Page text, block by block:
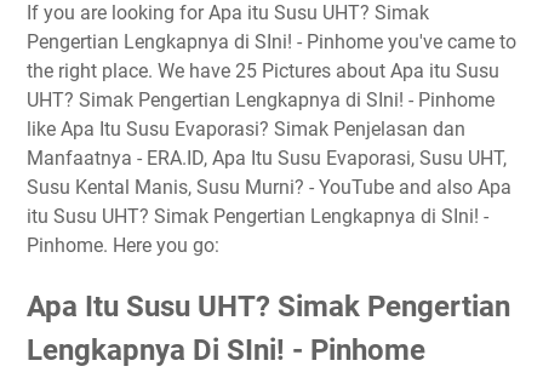
If you are looking for Apa itu Susu UHT? Simak
Pengertian Lengkapnya di SIni! - Pinhome you've came to
the right place. We have 25 Pictures about Apa itu Susu
UHT? Simak Pengertian Lengkapnya di SIni! - Pinhome
like Apa Itu Susu Evaporasi? Simak Penjelasan dan
Manfaatnya - ERA.ID, Apa Itu Susu Evaporasi, Susu UHT,
Susu Kental Manis, Susu Murni? - YouTube and also Apa
itu Susu UHT? Simak Pengertian Lengkapnya di SIni! -
Pinhome. Here you go:
Apa Itu Susu UHT? Simak Pengertian
Lengkapnya Di SIni! - Pinhome